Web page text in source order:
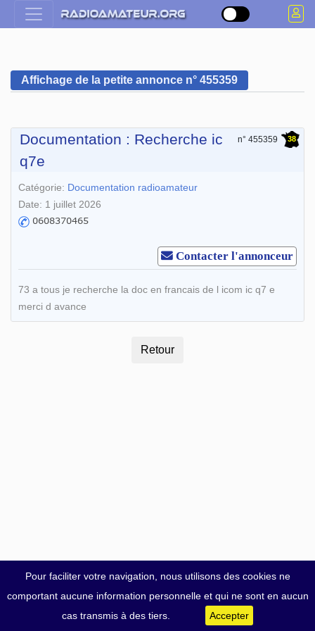
Pour faciliter votre navigation, nous utilisons des cookies ne
comportant aucune information personnelle et qui ne sont en aucun
cas transmis à des tiers.
Accepter
Affichage de la petite annonce n° 455359
Documentation : Recherche ic
q7e
n° 455359 38
Catégorie: Documentation radioamateur
Date: 1 juillet 2026
Contacter l'annonceur
73 a tous je recherche la doc en francais de l icom ic q7 e
merci d avance